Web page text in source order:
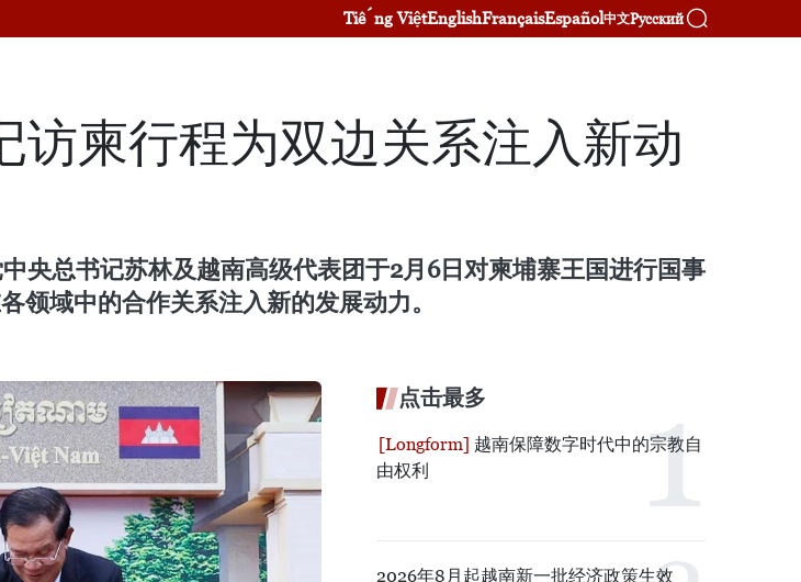
Tiếng ViệtEnglishFrançaisEspañol中文Русский
访柬行程为双边关系注入新动
央总书记苏林及越南高级代表团于2月6日对柬埔寨王国进行国事
领域中的合作关系注入新的发展动力。
点击最多
越南保障数字时代中的宗教自
由权利
2026年8月起越南新一批经济政策生效